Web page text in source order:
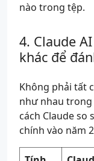
nào trong tệp.
Claude
khác để
Không phải tất
như nhau trong
cách Claude so
chính vào năm